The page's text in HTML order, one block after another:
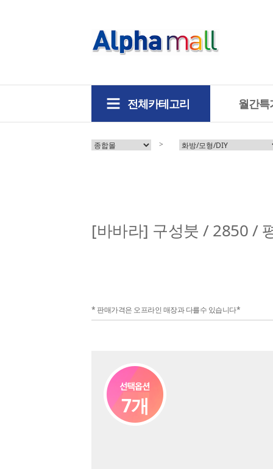
전체카테고리 월간특
>
[바바라] 구성붓 / 2850 /
* 판매가격은 오프라인 매장과 다를수 있습니다*
7개